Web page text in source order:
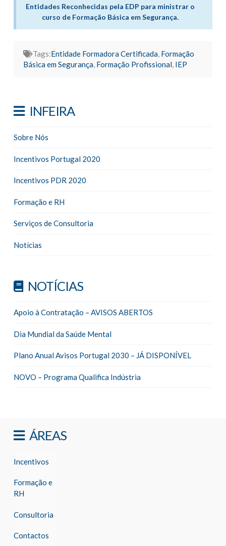
Entidades Reconhecidas pela EDP para ministrar o
curso de Formação Básica em Segurança.
Tags:Entidade Formadora Certificada, Formação
Básica em Segurança, Formação Profissional, IEP
INFEIRA
Sobre Nós
Incentivos Portugal 2020
Incentivos PDR 2020
Formação e RH
Serviços de Consultoria
Notícias
NOTÍCIAS
Apoio à Contratação – AVISOS ABERTOS
Dia Mundial da Saúde Mental
Plano Anual Avisos Portugal 2030 – JÁ DISPONÍVEL
NOVO – Programa Qualifica Indústria
ÁREAS
Incentivos
Formação e
RH
Consultoria
Contactos